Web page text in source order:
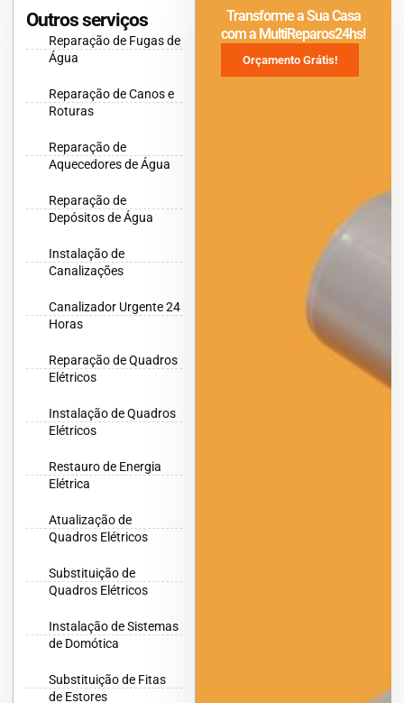
Outros serviços
Reparação de Fugas de
Água
Reparação de Canos e
Roturas
Reparação de
Aquecedores de Água
Reparação de
Depósitos de Água
Instalação de
Canalizações
Canalizador Urgente 24
Horas
Reparação de Quadros
Elétricos
Instalação de Quadros
Elétricos
Restauro de Energia
Elétrica
Atualização de
Quadros Elétricos
Substituição de
Quadros Elétricos
Instalação de Sistemas
de Domótica
Substituição de Fitas
de Estores
Transforme a Sua Casa
com a MultiReparos24hs!
Orçamento Grátis!